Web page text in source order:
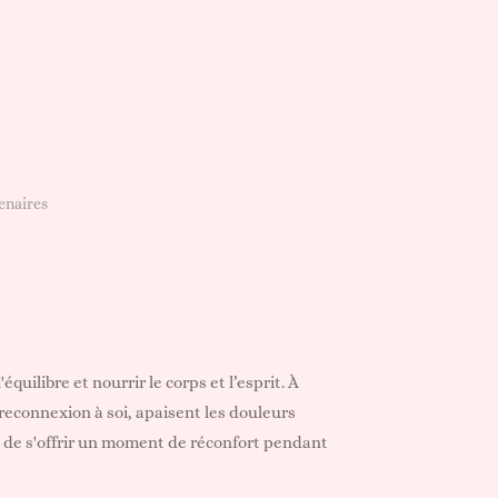
et nourrir le corps et l’esprit. À
à soi, apaisent les douleurs
s'offrir un moment de réconfort pendant